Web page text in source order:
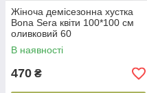
Жіноча демісезонна хустка
Bona Sera квіти 100*100 см
оливковий 60
В наявності
470 ₴